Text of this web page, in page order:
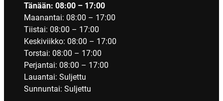
Tänään: 08:00 – 17:00
Maanantai: 08:00 – 17:00
Tiistai: 08:00 – 17:00
Keskiviikko: 08:00 – 17:00
Torstai: 08:00 – 17:00
Perjantai: 08:00 – 17:00
Lauantai: Suljettu
Sunnuntai: Suljettu